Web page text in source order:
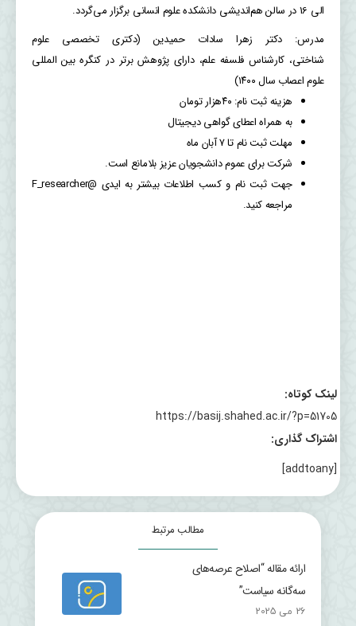
الی 16 در سالن هم‌اندیشی دانشکده علوم انسانی برگزار می‌گردد.
مدرس: دکتر زهرا سادات حمیدین (دکتری تخصصی علوم
شناختی، کارشناس فلسفه علم، دارای پژوهش برتر در کنگره بین المللی
علوم اعصاب سال ۱۴۰۰)
هزینه ثبت نام: ۴۰هزار تومان
به همراه اعطای گواهی دیجیتال
مهلت ثبت نام تا ۷ آبان ماه
شرکت برای عموم دانشجویان عزیز بلامانع است.
جهت ثبت نام و کسب اطلاعات بیشتر به ایدی @F_researcher
مراجعه کنید.
لینک کوتاه:
https://basij.shahed.ac.ir/?p=51705
اشتراک گذاری:
[addtoany]
مطالب مرتبط
ارائه مقاله “اصلاح عرصه‌های
سه‌گانه سیاست”
26 می 2025